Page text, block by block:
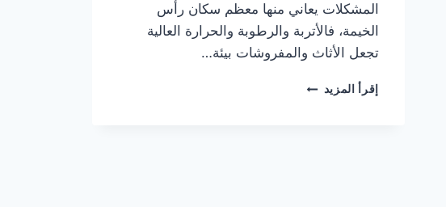
المشكلات يعاني منها معظم سكان رأس
الخيمة، فالأتربة والرطوبة والحرارة العالية
تجعل الأثاث والمفروشات بيئة…
إقرأ المزيد شركة